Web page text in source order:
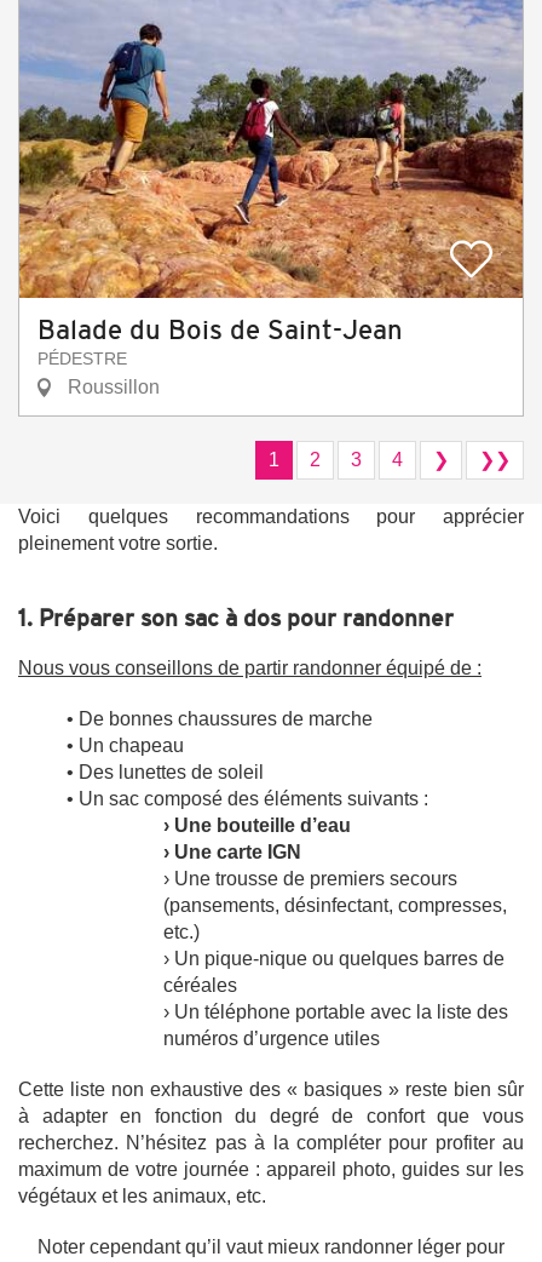
Balade du Bois de Saint-Jean
PÉDESTRE
Roussillon
1 2 3 4 ❯ ❯❯
Voici quelques recommandations pour apprécier
pleinement votre sortie.
1. Préparer son sac à dos pour randonner
Nous vous conseillons de partir randonner équipé de :
• De bonnes chaussures de marche
• Un chapeau
• Des lunettes de soleil
• Un sac composé des éléments suivants :
› Une bouteille d’eau
› Une carte IGN
› Une trousse de premiers secours
(pansements, désinfectant, compresses,
etc.)
› Un pique-nique ou quelques barres de
céréales
› Un téléphone portable avec la liste des
numéros d’urgence utiles
Cette liste non exhaustive des « basiques » reste bien sûr
à adapter en fonction du degré de confort que vous
recherchez. N’hésitez pas à la compléter pour profiter au
maximum de votre journée : appareil photo, guides sur les
végétaux et les animaux, etc.
Noter cependant qu’il vaut mieux randonner léger pour